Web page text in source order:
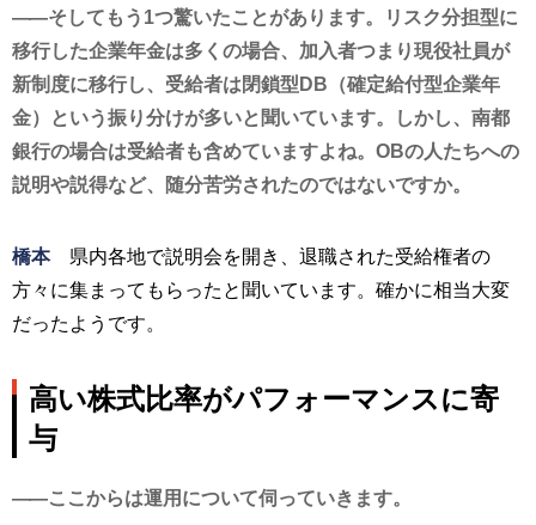
そしてもう1つ驚いたことがあります。リスク分担型に
移行した企業年金は多くの場合、加入者つまり現役社員が
新制度に移行し、受給者は閉鎖型DB（確定給付型企業年
金）という振り分けが多いと聞いています。しかし、南都
銀行の場合は受給者も含めていますよね。OBの人たちへの
説明や説得など、随分苦労されたのではないですか。
橋本 県内各地で説明会を開き、退職された受給権者の
方々に集まってもらったと聞いています。確かに相当大変
だったようです。
高い株式比率がパフォーマンスに寄
与
ここからは運用について伺っていきます。